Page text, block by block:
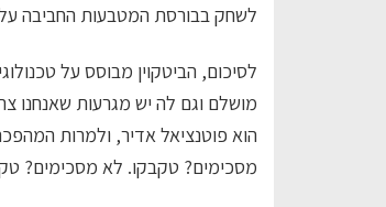
לשחק בבורסת המטבעות החביבה
לסיכום, הביטקוין מבוסס על
מושלם וגם לה יש מגרעות שאנחנו
הוא פוטנציאל אדיר, ולמרות
מסכימים? טקבקו. לא מסכימים?